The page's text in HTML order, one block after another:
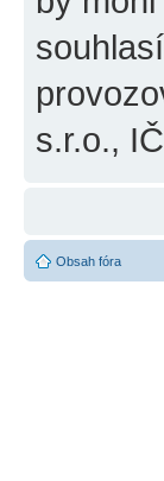
s.r.o.,
Obsah fóra